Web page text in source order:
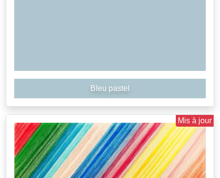
Bleu pastel
Mis à jour